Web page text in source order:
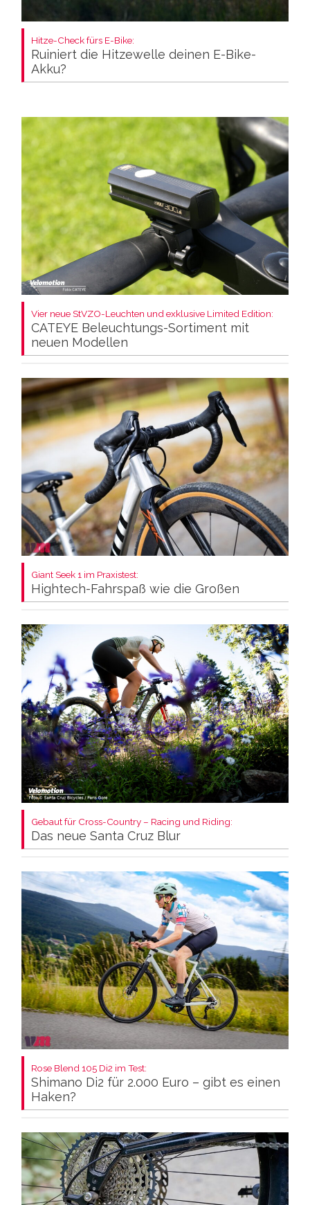
Hitze-Check fürs E-Bike:
Ruiniert die Hitzewelle deinen E-Bike-
Akku?
Vier neue StVZO-Leuchten und exklusive Limited Edition:
CATEYE Beleuchtungs-Sortiment mit
neuen Modellen
Giant Seek 1 im Praxistest:
Hightech-Fahrspaß wie die Großen
Gebaut für Cross-Country – Racing und Riding:
Das neue Santa Cruz Blur
Rose Blend 105 Di2 im Test:
Shimano Di2 für 2.000 Euro – gibt es einen
Haken?